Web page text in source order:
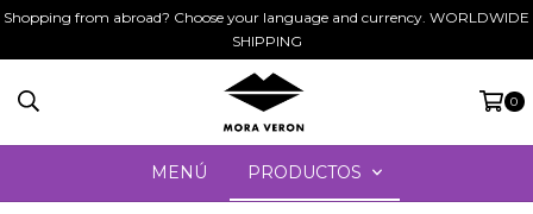
Shopping from abroad? Choose your language and currency. WORLDWIDE
SHIPPING
0
MENÚ PRODUCTOS